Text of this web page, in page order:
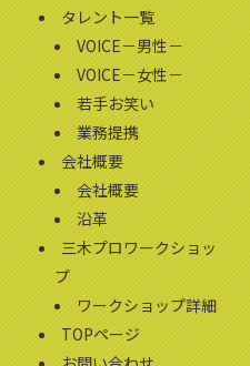
タレント一覧
VOICE－男性－
VOICE－女性－
若手お笑い
業務提携
会社概要
会社概要
沿革
三木プロワークショッ
プ
ワークショップ詳細
TOPページ